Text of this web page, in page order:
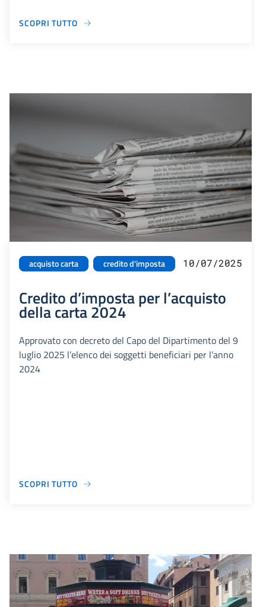
SCOPRI TUTTO
acquisto carta credito d'imposta 10/07/2025
Credito d’imposta per l’acquisto
della carta 2024
Approvato con decreto del Capo del Dipartimento del 9
luglio 2025 l’elenco dei soggetti beneficiari per l’anno
2024
SCOPRI TUTTO